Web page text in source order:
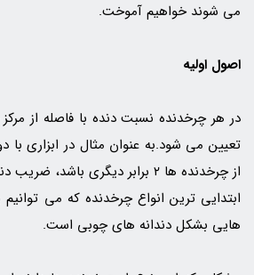
می شوند خواهیم آموخت.
اصول اولیه
در هر چرخدنده نسبت دنده با فاصله از
تعیین می شود.به عنوان مثال در ابزاری با
ابتدایی ترین انواع چرخدنده که می
هایی بشکل دندانه های چوبی است.